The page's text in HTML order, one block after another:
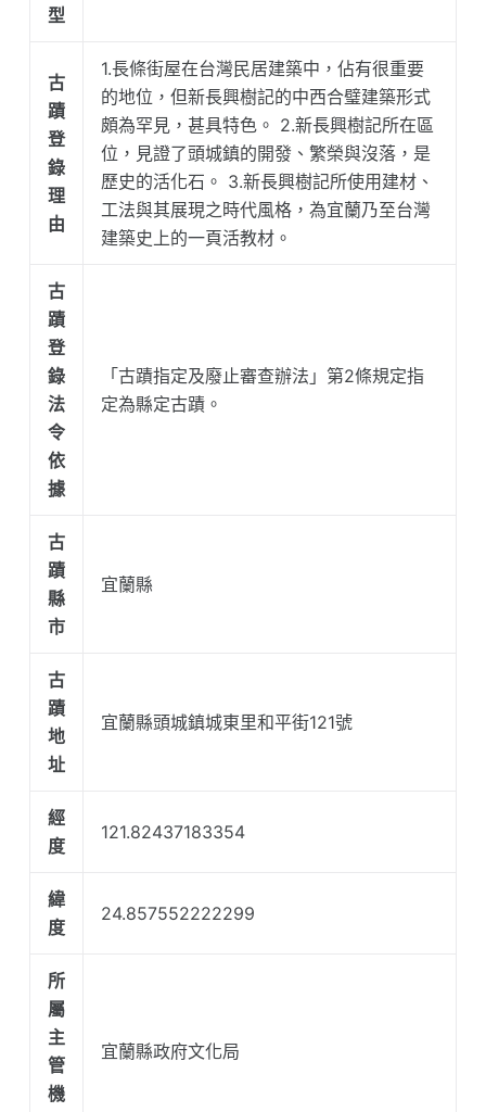
型
古
蹟
登
錄
理
由
1.長條街屋在台灣民居建築中，佔有很重要
的地位，但新長興樹記的中西合璧建築形式
頗為罕見，甚具特色。 2.新長興樹記所在區
位，見證了頭城鎮的開發、繁榮與沒落，是
歷史的活化石。 3.新長興樹記所使用建材、
工法與其展現之時代風格，為宜蘭乃至台灣
建築史上的一頁活教材。
古
蹟
登
錄
法
令
依
據
「古蹟指定及廢止審查辦法」第2條規定指
定為縣定古蹟。
古
蹟
縣
市
宜蘭縣
古
蹟
地
址
宜蘭縣頭城鎮城東里和平街121號
經
度
121.82437183354
緯
度
24.857552222299
所
屬
主
管
機
宜蘭縣政府文化局